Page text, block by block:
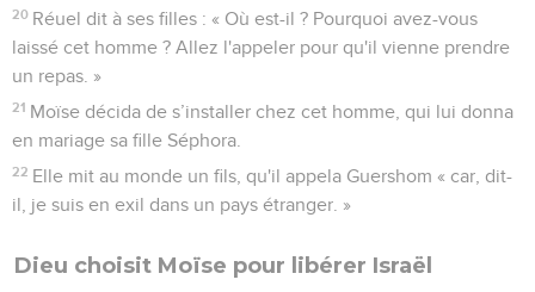
20 Réuel dit à ses filles : « Où est-il ? Pourquoi avez-vous
laissé cet homme ? Allez l'appeler pour qu'il vienne prendre
un repas. »
21 Moïse décida de s’installer chez cet homme, qui lui donna
en mariage sa fille Séphora.
22 Elle mit au monde un fils, qu'il appela Guershom « car, dit-
il, je suis en exil dans un pays étranger. »
Dieu choisit Moïse pour libérer Israël